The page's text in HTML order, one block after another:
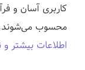
کاربری آسان و
محسوب
اطلاعات بیشتر